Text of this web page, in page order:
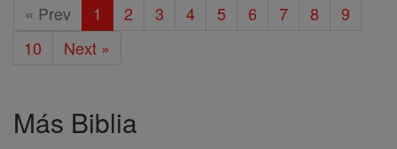
« Prev 1 2 3 4 5 6 7 8
9
10
Next »
Más Biblia